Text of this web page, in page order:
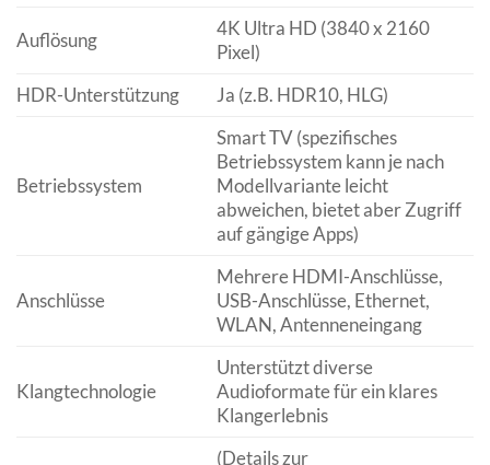
Auflösung
4K Ultra HD (3840 x 2160
Pixel)
HDR-Unterstützung
Ja (z.B. HDR10, HLG)
Betriebssystem
Smart TV (spezifisches
Betriebssystem kann je nach
Modellvariante leicht
abweichen, bietet aber Zugriff
auf gängige Apps)
Anschlüsse
Mehrere HDMI-Anschlüsse,
USB-Anschlüsse, Ethernet,
WLAN, Antenneneingang
Klangtechnologie
Unterstützt diverse
Audioformate für ein klares
Klangerlebnis
(Details zur